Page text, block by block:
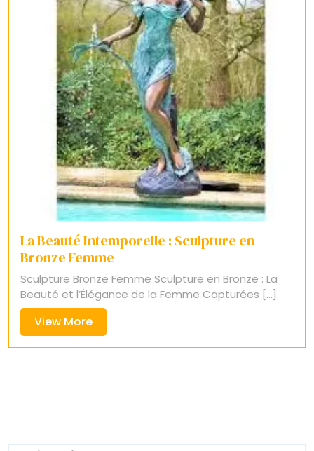
La Beauté Intemporelle : Sculpture en
Bronze Femme
Sculpture Bronze Femme Sculpture en Bronze : La
Beauté et l’Élégance de la Femme Capturées [...]
View MoreView
More